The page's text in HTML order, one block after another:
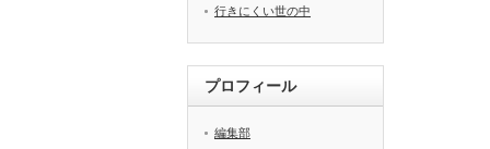
行きにくい世の中
プロフィール
編集部